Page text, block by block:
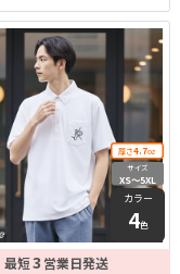
厚さ4.7oz
サイズ
XS〜5XL
カラー
4色
最短3 営業日発送